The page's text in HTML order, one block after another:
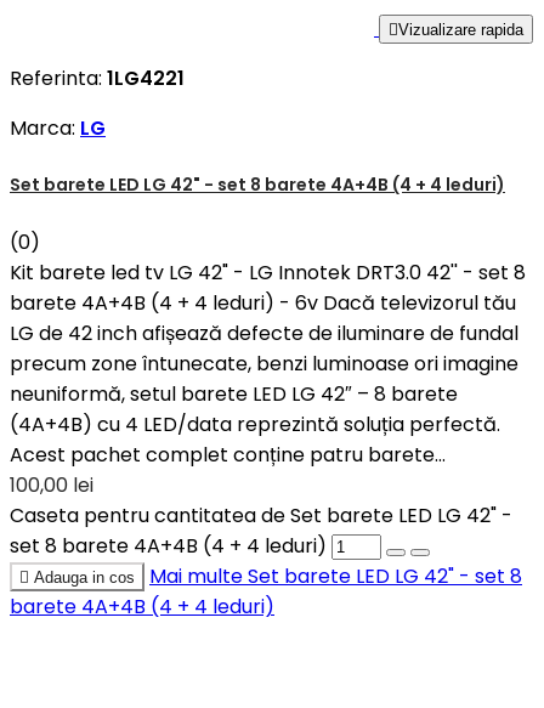
Vizualizare rapida
Referinta: 1LG4221
Marca: LG
Set barete LED LG 42" - set 8 barete 4A+4B (4 + 4 leduri)
(0)
Kit barete led tv LG 42" - LG Innotek DRT3.0 42'' - set 8
barete 4A+4B (4 + 4 leduri) - 6v Dacă televizorul tău
LG de 42 inch afișează defecte de iluminare de fundal
precum zone întunecate, benzi luminoase ori imagine
neuniformă, setul barete LED LG 42″ – 8 barete
(4A+4B) cu 4 LED/data reprezintă soluția perfectă.
Acest pachet complet conține patru barete...
100,00 lei
Caseta pentru cantitatea de Set barete LED LG 42" -
set 8 barete 4A+4B (4 + 4 leduri)
 Adauga in cos Mai multeSet barete LED LG 42" - set 8
barete 4A+4B (4 + 4 leduri)